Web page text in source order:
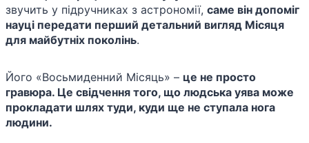
звучить у підручниках з астрономії, саме він допоміг
науці передати перший детальний вигляд Місяця
для майбутніх поколінь.
Його «Восьмиденний Місяць» – це не просто
гравюра. Це свідчення того, що людська уява може
прокладати шлях туди, куди ще не ступала нога
людини.